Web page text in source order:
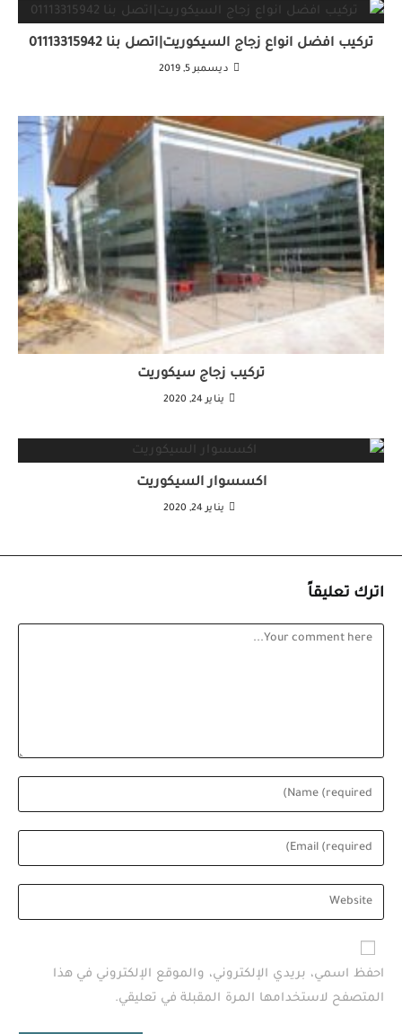
تركيب افضل انواع زجاج السيكوريت|اتصل بنا 01113315942
ديسمبر 5, 2019
تركيب زجاج سيكوريت
يناير 24, 2020
اكسسوار السيكوريت
يناير 24, 2020
اترك تعليقاً
Comment
Enter
your
name
comment
Enter
your
email
address
comment
Enter
your
website
احفظ اسمي، بريدي الإلكتروني، والموقع الإلكتروني في هذا
المتصفح لاستخدامها المرة المقبلة في تعليقي.